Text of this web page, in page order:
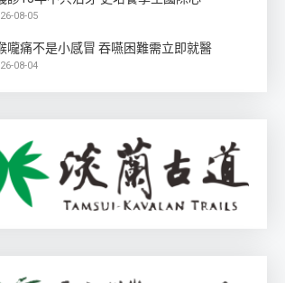
08-05
嚨痛不是小感冒 吞嚥困難需立即就醫
08-04